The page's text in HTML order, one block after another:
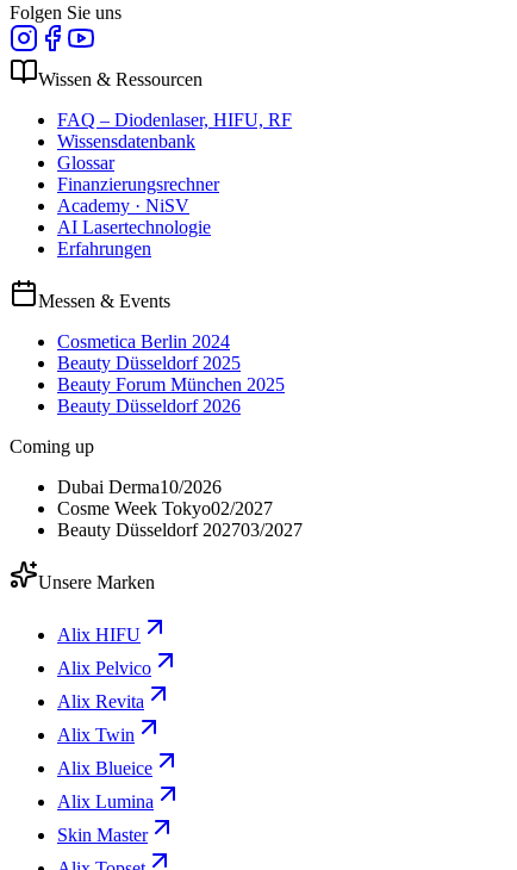
Folgen Sie uns
Wissen & Ressourcen
FAQ – Diodenlaser, HIFU, RF
Wissensdatenbank
Glossar
Finanzierungsrechner
Academy · NiSV
AI Lasertechnologie
Erfahrungen
Messen & Events
Cosmetica Berlin 2024
Beauty Düsseldorf 2025
Beauty Forum München 2025
Beauty Düsseldorf 2026
Coming up
Dubai Derma10/2026
Cosme Week Tokyo02/2027
Beauty Düsseldorf 202703/2027
Unsere Marken
Alix HIFU
Alix Pelvico
Alix Revita
Alix Twin
Alix Blueice
Alix Lumina
Skin Master